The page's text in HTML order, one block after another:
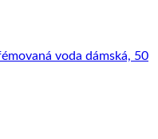
voda dámská, 50